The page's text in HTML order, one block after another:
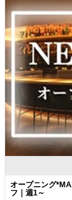
オープニング
フ｜週1～